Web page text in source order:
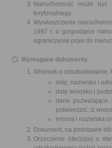
Nieruchomość może
terytorialnego.
Wywłaszczenie
1997 r. o gospodarce
ograniczenie praw do
Wymagane dokumenty
Wniosek o odszkodowanie,
imię, nazwisko i
datę wniosku i
dane pozwalające
potwierdzić, iż
imiona i nazwiska
Dokument, na podstawie
Orzeczenie (decyzja) o